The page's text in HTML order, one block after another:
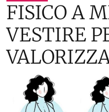
FISICO A
VESTIRE